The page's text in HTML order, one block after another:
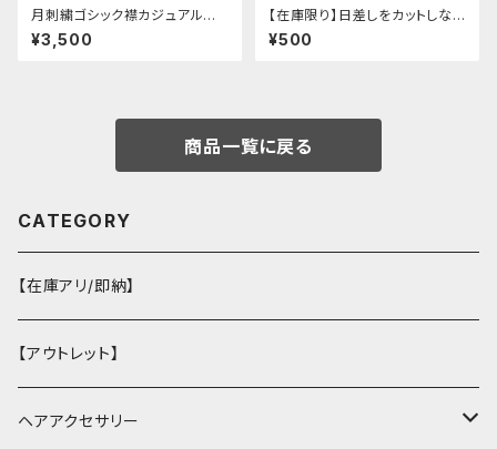
月刺繍ゴシック襟カジュアルブラ
ウス(長袖)
¥3,500
【在庫限り】日差しをカットしな
がら手元もオシャレに♪ UVア
ームカバー ブラック レース
¥500
商品一覧に戻る
CATEGORY
【在庫アリ/即納】
【アウトレット】
ヘアアクセサリー